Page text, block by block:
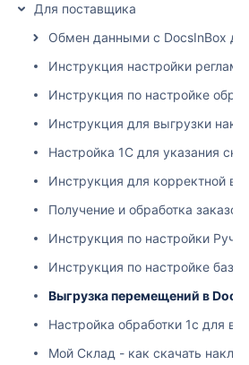
Для поставщика
Обмен данными с DocsInBox
Инструкция настройки
Инструкция по настройке
Инструкция для выгрузки
Настройка 1С для указания
Инструкция для корректной
Получение и обработка заказов
Инструкция по настройки
Инструкция по настройке базы
Выгрузка перемещений в
Настройка обработки 1с для
Мой Склад - как скачать